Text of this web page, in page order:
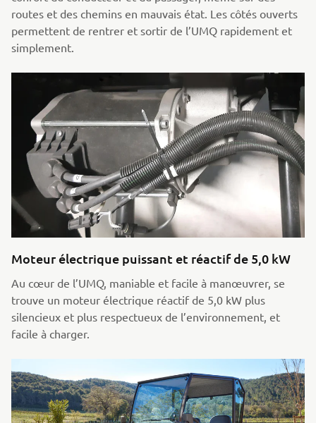
routes et des chemins en mauvais état. Les côtés ouverts
permettent de rentrer et sortir de l’UMQ rapidement et
simplement.
Moteur électrique puissant et réactif de 5,0 kW
Au cœur de l’UMQ, maniable et facile à manœuvrer, se
trouve un moteur électrique réactif de 5,0 kW plus
silencieux et plus respectueux de l’environnement, et
facile à charger.